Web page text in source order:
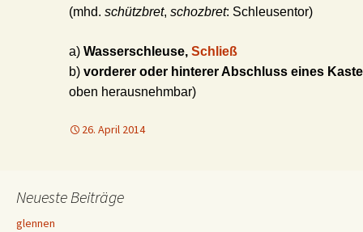
(mhd. schützbret, schozbret: Schleusentor)
a) Wasserschleuse, Schließ
b) vorderer oder hinterer Abschluss eines
oben herausnehmbar)
26. April 2014
Neueste Beiträge
glennen